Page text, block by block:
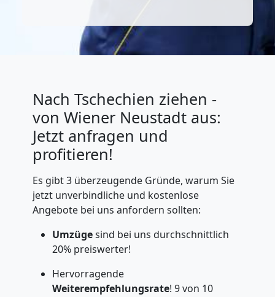
Nach Tschechien ziehen -
von Wiener Neustadt aus:
Jetzt anfragen und
profitieren!
Es gibt 3 überzeugende Gründe, warum Sie
jetzt unverbindliche und kostenlose
Angebote bei uns anfordern sollten:
Umzügesind bei uns durchschnittlich
20% preiswerter!
Hervorragende
Weiterempfehlungsrate! 9 von 10